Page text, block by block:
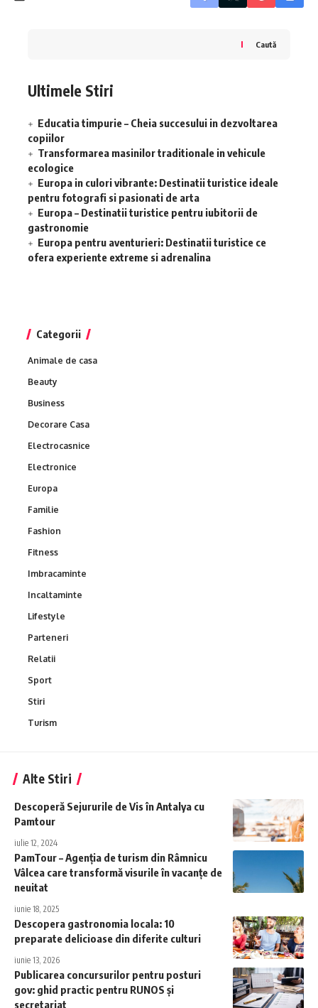
Caută
Ultimele Stiri
Educatia timpurie – Cheia succesului in dezvoltarea
copiilor
Transformarea masinilor traditionale in vehicule
ecologice
Europa in culori vibrante: Destinatii turistice ideale
pentru fotografi si pasionati de arta
Europa – Destinatii turistice pentru iubitorii de
gastronomie
Europa pentru aventurieri: Destinatii turistice ce
ofera experiente extreme si adrenalina
Categorii
Animale de casa
Beauty
Business
Decorare Casa
Electrocasnice
Electronice
Europa
Familie
Fashion
Fitness
Imbracaminte
Incaltaminte
Lifestyle
Parteneri
Relatii
Sport
Stiri
Turism
Alte Stiri
Descoperă Sejururile de Vis în Antalya cu
Pamtour
iulie 12, 2024
PamTour – Agenția de turism din Râmnicu
Vâlcea care transformă visurile în vacanțe de
neuitat
iunie 18, 2025
Descopera gastronomia locala: 10
preparate delicioase din diferite culturi
iunie 13, 2026
Publicarea concursurilor pentru posturi
gov: ghid practic pentru RUNOS și
secretariat